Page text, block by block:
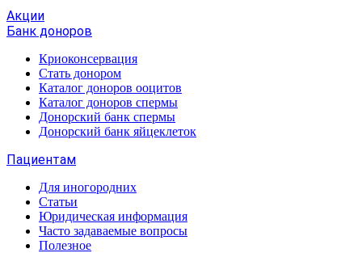
Акции
Банк доноров
Криоконсервация
Стать донором
Каталог доноров ооцитов
Каталог доноров спермы
Донорский банк спермы
Донорский банк яйцеклеток
Пациентам
Для иногородних
Статьи
Юридическая информация
Часто задаваемые вопросы
Полезное